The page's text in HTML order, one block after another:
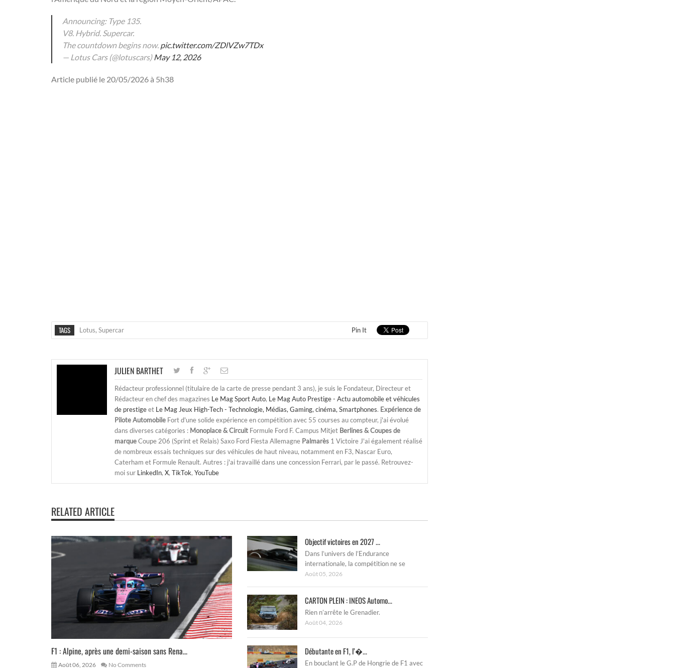
Announcing: Type 135.
V8. Hybrid. Supercar.
The countdown begins now. pic.twitter.com/ZDlVZw7TDx
— Lotus Cars (@lotuscars)May 12, 2026
Article publié le 20/05/2026 à 5h38
TAGS Lotus, Supercar Pin It
JULIEN BARTHET
Rédacteur professionnel (titulaire de la carte de presse pendant 3 ans), je suis le Fondateur, Directeur et
Rédacteur en chef des magazines Le Mag Sport Auto, Le Mag Auto Prestige - Actu automobile et véhicules
de prestigeet Le Mag Jeux High-Tech - Technologie, Médias, Gaming, cinéma, Smartphones. Expérience de
Pilote Automobile Fort d'une solide expérience en compétition avec 55 courses au compteur, j'ai évolué
dans diverses catégories : Monoplace & Circuit Formule Ford F. Campus Mitjet Berlines & Coupes de
marqueCoupe 206 (Sprint et Relais) Saxo Ford Fiesta Allemagne Palmarès 1 Victoire J'ai également réalisé
de nombreux essais techniques sur des véhicules de haut niveau, notamment en F3, Nascar Euro,
Caterham et Formule Renault. Autres : j'ai travaillé dans une concession Ferrari, par le passé. Retrouvez-
moi sur LinkedIn, X, TikTok, YouTube
RELATED ARTICLE
F1 : Alpine, après une demi-saison sans Rena...
Août 06, 2026 No Comments
Objectif victoires en 2027 ...
Dans l’univers de l’Endurance
internationale, la compétition ne se
Août 05, 2026
CARTON PLEIN : INEOS Automo...
Rien n’arrête le Grenadier.
Août 04, 2026
Débutante en F1, l’�...
En bouclant le G.P de Hongrie de F1 avec